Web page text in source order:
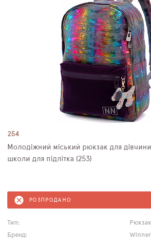
254
Молодіжний міський рюкзак для дівчини
школи для підлітка (253)
РОЗПРОДАНО
Тип:
Бренд: